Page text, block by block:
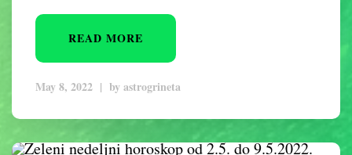
READ MORE
May 8, 2022 | byastrogrineta